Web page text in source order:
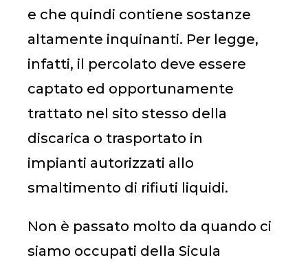
e che quindi contiene sostanze
altamente inquinanti. Per legge,
infatti, il percolato deve essere
captato ed opportunamente
trattato nel sito stesso della
discarica o trasportato in
impianti autorizzati allo
smaltimento di rifiuti liquidi.
Non è passato molto da quando ci
siamo occupati della Sicula